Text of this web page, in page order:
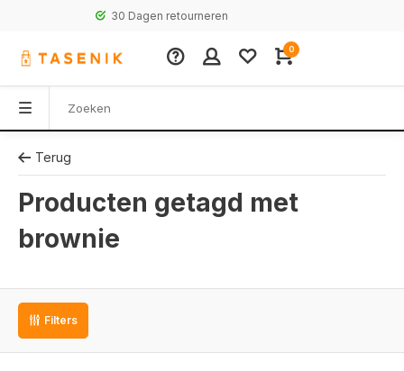
30 Dagen retourneren
0
Terug
Producten getagd met
brownie
Filters